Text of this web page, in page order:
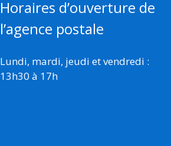
Horaires d’ouverture de
l’agence postale
Lundi, mardi, jeudi et vendredi :
13h30 à 17h